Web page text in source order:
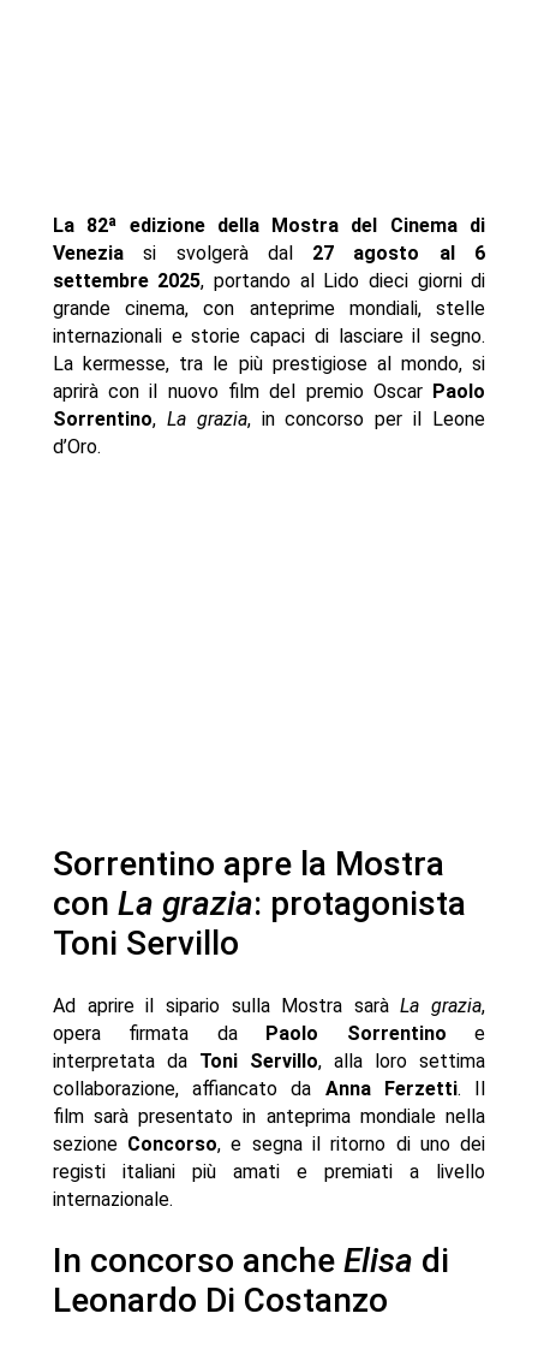
La 82ª edizione della Mostra del Cinema di
Veneziasi svolgerà dal 27 agosto al 6
settembre 2025, portando al Lido dieci giorni di
grande cinema, con anteprime mondiali, stelle
internazionali e storie capaci di lasciare il segno.
La kermesse, tra le più prestigiose al mondo, si
aprirà con il nuovo film del premio Oscar Paolo
Sorrentino, La grazia, in concorso per il Leone
d’Oro.
Sorrentino apre la Mostra
con La grazia: protagonista
Toni Servillo
Ad aprire il sipario sulla Mostra saràLa grazia,
opera firmata da Paolo Sorrentino e
interpretata da Toni Servillo, alla loro settima
collaborazione, affiancato da Anna Ferzetti. Il
film sarà presentato in anteprima mondiale nella
sezione Concorso, e segna il ritorno di uno dei
registi italiani più amati e premiati a livello
internazionale.
In concorso anche Elisa di
Leonardo Di Costanzo